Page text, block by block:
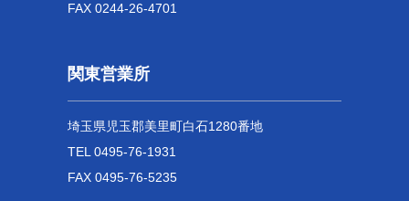
FAX 0244-26-4701
関東営業所
埼玉県児玉郡美里町白石1280番地
TEL 0495-76-1931
FAX 0495-76-5235